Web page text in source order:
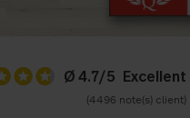
Ø 4.7/5
(4496